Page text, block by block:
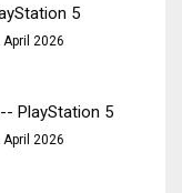
5
April 2026
PlayStation 5
April 2026